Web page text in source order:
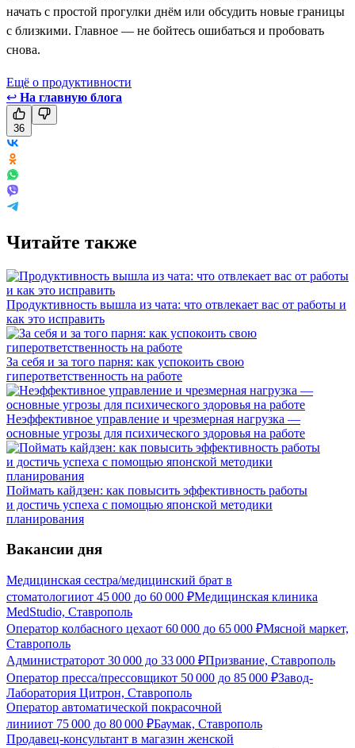
начать с простой прогулки днём или обсудить новые границы
с близкими. Главное — не бойтесь ошибаться и пробовать
снова.
Ещё о продуктивности
↩ На главную блога
36
Читайте также
Продуктивность вышла из чата: что отвлекает вас от работы и
как это исправить
За себя и за того парня: как успокоить свою
гиперответственность на работе
Неэффективное управление и чрезмерная нагрузка —
основные угрозы для психического здоровья на работе
Поймать кайдзен: как повысить эффективность работы
и достичь успеха с помощью японской методики
планирования
Вакансии дня
Медицинская сестра/медицинский брат в
стоматологииот 45 000 до 60 000 ₽Медицинская клиника
MedStudio, Ставрополь
Оператор колбасного цехаот 60 000 до 65 000 ₽Мясной маркет,
Ставрополь
Администраторот 30 000 до 33 000 ₽Призвание, Ставрополь
Оператор пресса/прессовщикот 50 000 до 85 000 ₽Завод-
Лаборатория Цитрон, Ставрополь
Оператор автоматической покрасочной
линииот 75 000 до 80 000 ₽Баумак, Ставрополь
Продавец-консультант в магазин женской